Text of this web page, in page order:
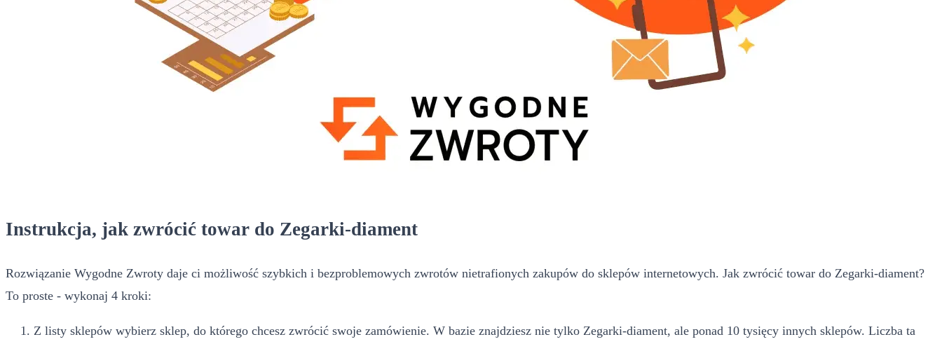
Instrukcja, jak zwrócić towar do Zegarki-diament
Rozwiązanie Wygodne Zwroty daje ci możliwość szybkich i bezproblemowych zwrotów nietrafionych zakupów do sklepów internetowych. Jak zwrócić towar do Zegarki-diament?
To proste - wykonaj 4 kroki:
Z listy sklepów wybierz sklep, do którego chcesz zwrócić swoje zamówienie. W bazie znajdziesz nie tylko Zegarki-diament, ale ponad 10 tysięcy innych sklepów. Liczba ta